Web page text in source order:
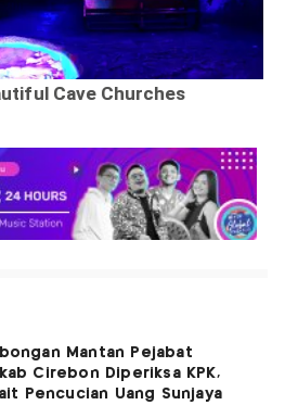
Mantan Pejabat
Cirebon Diperiksa KPK,
Pencucian Uang Sunjaya